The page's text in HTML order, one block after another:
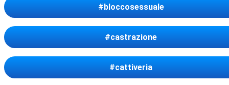
#bloccosessuale
#castrazione
#cattiveria